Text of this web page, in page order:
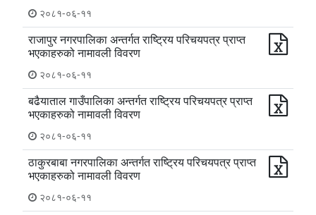
२०८१-०६-११
राजापुर नगरपालिका अन्तर्गत राष्ट्रिय परिचयपत्र प्राप्त
भएकाहरुको नामावली विवरण
२०८१-०६-११
बढैयाताल गाउँपालिका अन्तर्गत राष्ट्रिय परिचयपत्र प्राप्त
भएकाहरुको नामावली विवरण
२०८१-०६-११
ठाकुरबाबा नगरपालिका अन्तर्गत राष्ट्रिय परिचयपत्र प्राप्त
भएकाहरुको नामावली विवरण
२०८१-०६-११